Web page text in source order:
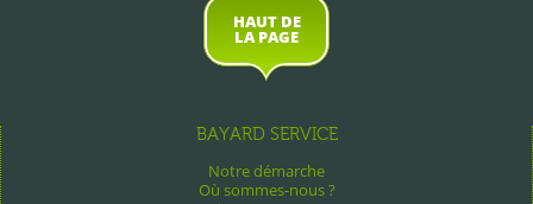
HAUT DE
LA PAGE
BAYARD SERVICE
Notre démarche
Où sommes-nous ?